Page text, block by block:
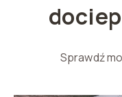
Sprawdź